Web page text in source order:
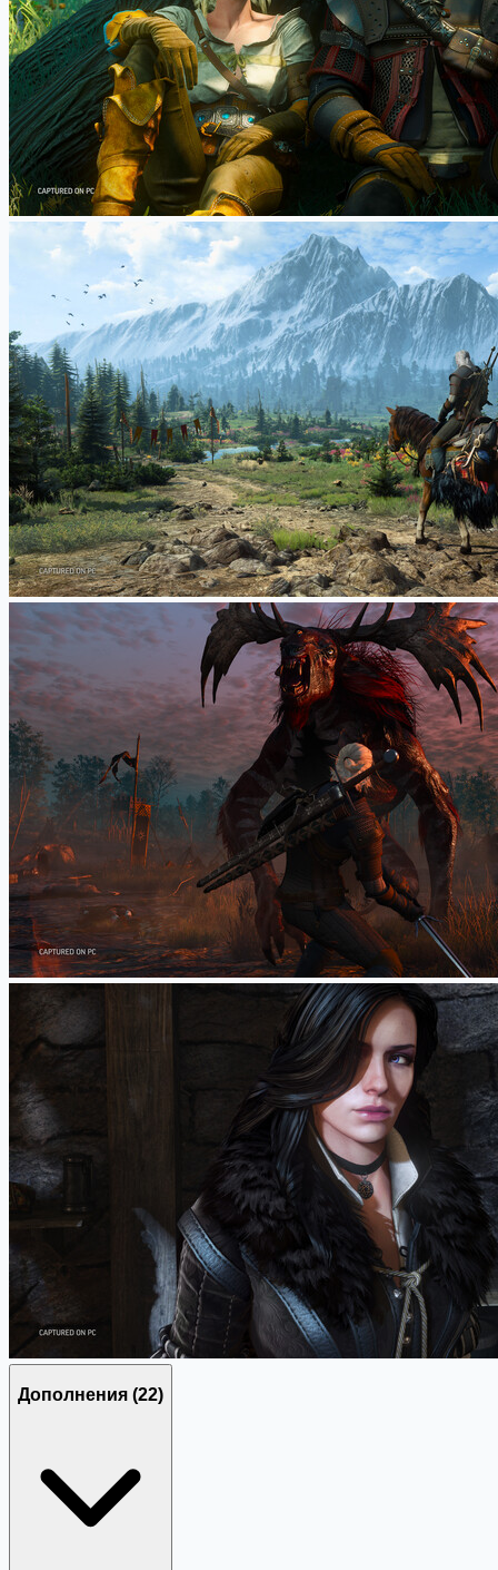
Дополнения (22)